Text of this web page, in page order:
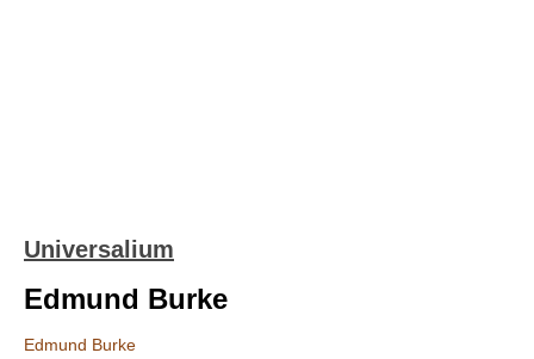
Universalium
Edmund Burke
Edmund Burke